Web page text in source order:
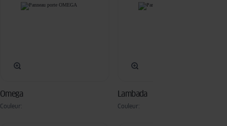
Omega
Couleur:
Lambada
Couleur: